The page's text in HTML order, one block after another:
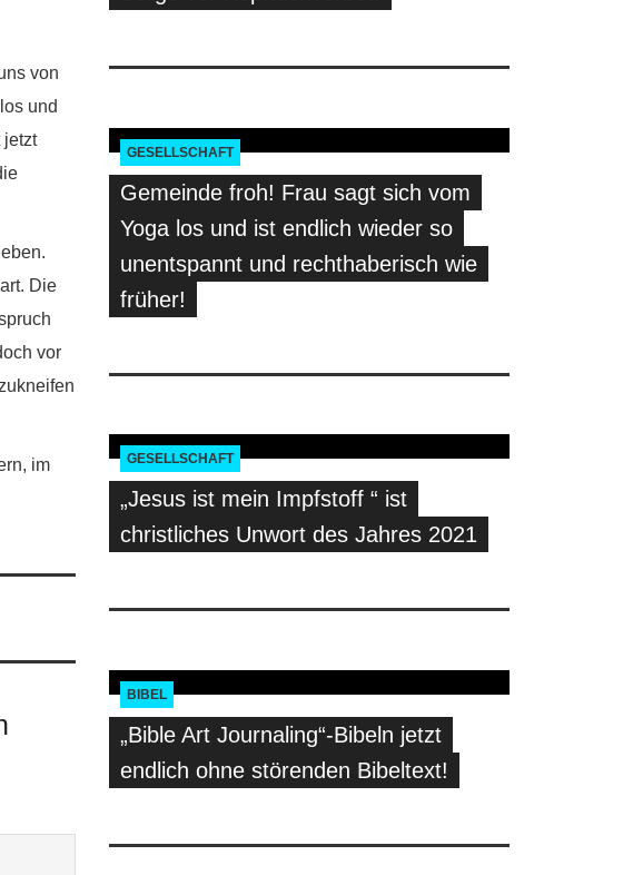
von
und
jetzt
Die
vor
im
GESELLSCHAFT
Gemeinde froh! Frau sagt sich vom
Yoga los und ist endlich wieder so
unentspannt und rechthaberisch wie
früher!
GESELLSCHAFT
„Jesus ist mein Impfstoff “ ist
christliches Unwort des Jahres 2021
BIBEL
„Bible Art Journaling“-Bibeln jetzt
endlich ohne störenden Bibeltext!